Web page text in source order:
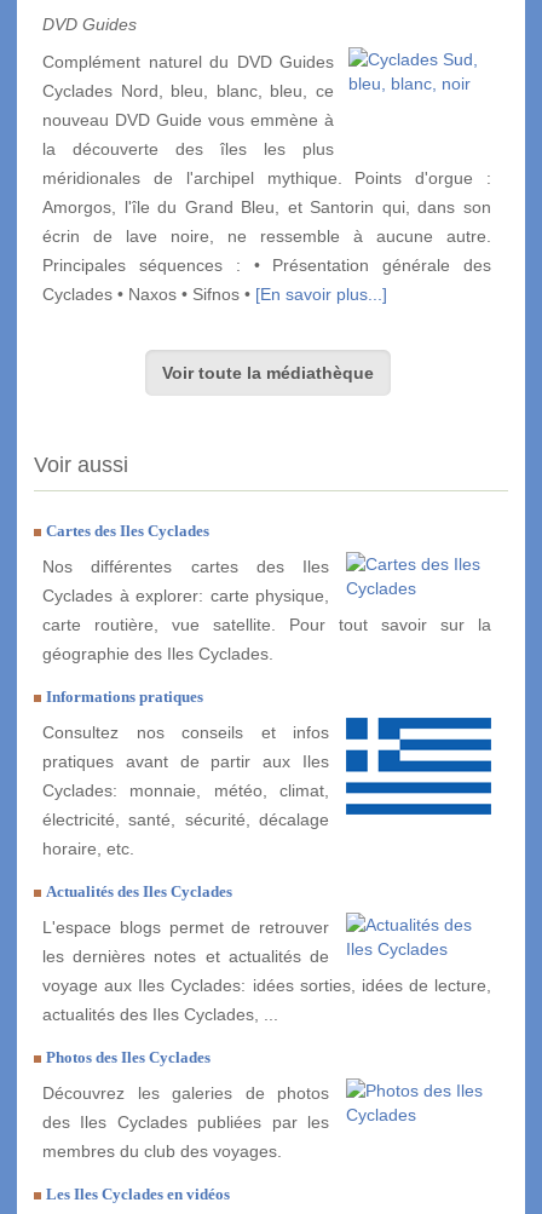
DVD Guides
Complément naturel du DVD Guides
Cyclades Nord, bleu, blanc, bleu, ce
nouveau DVD Guide vous emmène à
la découverte des îles les plus
méridionales de l'archipel mythique. Points d'orgue :
Amorgos, l'île du Grand Bleu, et Santorin qui, dans son
écrin de lave noire, ne ressemble à aucune autre.
Principales séquences : • Présentation générale des
Cyclades • Naxos • Sifnos • [En savoir plus...]
Voir toute la médiathèque
Voir aussi
Cartes des Iles Cyclades
Nos différentes cartes des Iles
Cyclades à explorer: carte physique,
carte routière, vue satellite. Pour tout savoir sur la
géographie des Iles Cyclades.
Informations pratiques
Consultez nos conseils et infos
pratiques avant de partir aux Iles
Cyclades: monnaie, météo, climat,
électricité, santé, sécurité, décalage
horaire, etc.
Actualités des Iles Cyclades
L'espace blogs permet de retrouver
les dernières notes et actualités de
voyage aux Iles Cyclades: idées sorties, idées de lecture,
actualités des Iles Cyclades, ...
Photos des Iles Cyclades
Découvrez les galeries de photos
des Iles Cyclades publiées par les
membres du club des voyages.
Les Iles Cyclades en vidéos